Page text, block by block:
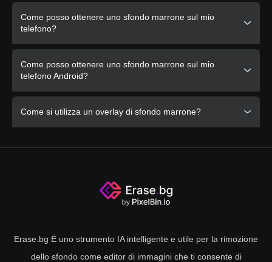
cambiare lo sfondo delle foto in una bellissima tonalità
marrone.
Come posso ottenere uno sfondo marrone sul mio
telefono?
utilizzando la piattaforma mobile-friendly di Erase.bg.
Come posso ottenere uno sfondo marrone sul mio
telefono Android?
semplici passaggi per dare alle tue foto uno splendido
sfondo marrone.
Come si utilizza un overlay di sfondo marrone?
Erase.bg Ë uno strumento IA intelligente e utile per la rimozione
dello sfondo come editor di immagini che ti consente di